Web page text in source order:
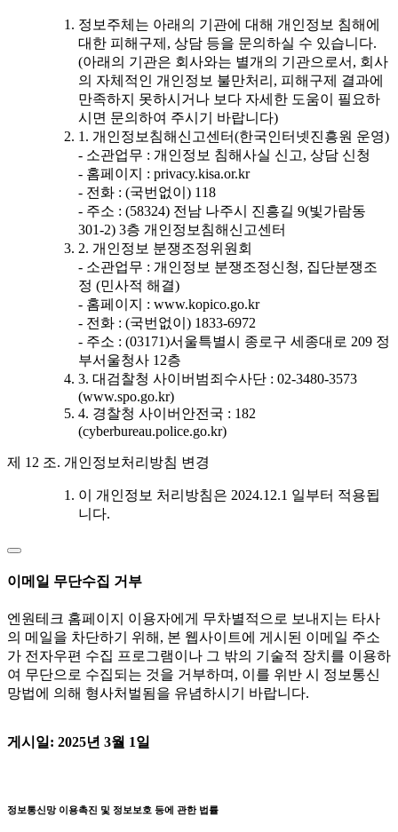
정보주체는 아래의 기관에 대해 개인정보 침해에
대한 피해구제, 상담 등을 문의하실 수 있습니다.
(아래의 기관은 회사와는 별개의 기관으로서, 회사
의 자체적인 개인정보 불만처리, 피해구제 결과에
만족하지 못하시거나 보다 자세한 도움이 필요하
시면 문의하여 주시기 바랍니다)
1. 개인정보침해신고센터(한국인터넷진흥원 운영)
- 소관업무 : 개인정보 침해사실 신고, 상담 신청
- 홈페이지 : privacy.kisa.or.kr
- 전화 : (국번없이) 118
- 주소 : (58324) 전남 나주시 진흥길 9(빛가람동
301-2) 3층 개인정보침해신고센터
2. 개인정보 분쟁조정위원회
- 소관업무 : 개인정보 분쟁조정신청, 집단분쟁조
정 (민사적 해결)
- 홈페이지 : www.kopico.go.kr
- 전화 : (국번없이) 1833-6972
- 주소 : (03171)서울특별시 종로구 세종대로 209 정
부서울청사 12층
3. 대검찰청 사이버범죄수사단 : 02-3480-3573
(www.spo.go.kr)
4. 경찰청 사이버안전국 : 182
(cyberbureau.police.go.kr)
제 12 조. 개인정보처리방침 변경
이 개인정보 처리방침은 2024.12.1 일부터 적용됩
니다.
이메일 무단수집 거부
엔원테크 홈페이지 이용자에게 무차별적으로 보내지는 타사
의 메일을 차단하기 위해, 본 웹사이트에 게시된 이메일 주소
가 전자우편 수집 프로그램이나 그 밖의 기술적 장치를 이용하
여 무단으로 수집되는 것을 거부하며, 이를 위반 시 정보통신
망법에 의해 형사처벌됨을 유념하시기 바랍니다.
게시일: 2025년 3월 1일
정보통신망 이용촉진 및 정보보호 등에 관한 법률